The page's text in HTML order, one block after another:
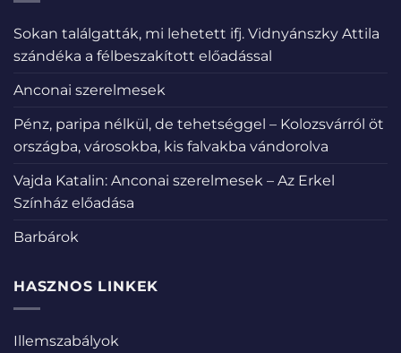
Sokan találgatták, mi lehetett ifj. Vidnyánszky Attila
szándéka a félbeszakított előadással
Anconai szerelmesek
Pénz, paripa nélkül, de tehetséggel – Kolozsvárról öt
országba, városokba, kis falvakba vándorolva
Vajda Katalin: Anconai szerelmesek – Az Erkel
Színház előadása
Barbárok
HASZNOS LINKEK
Illemszabályok